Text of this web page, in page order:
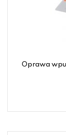
Oprawa